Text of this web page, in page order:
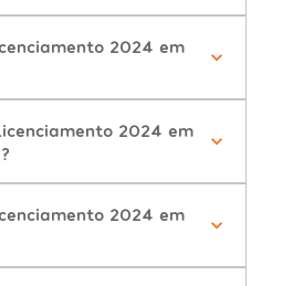
2024 em
2024 em
2024 em